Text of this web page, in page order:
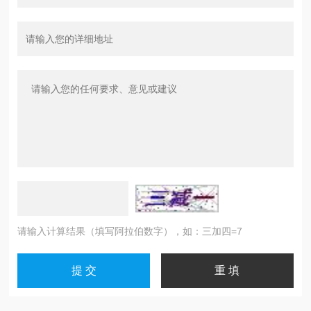
请输入计算结果（填写阿拉伯数字），如：三加四=7